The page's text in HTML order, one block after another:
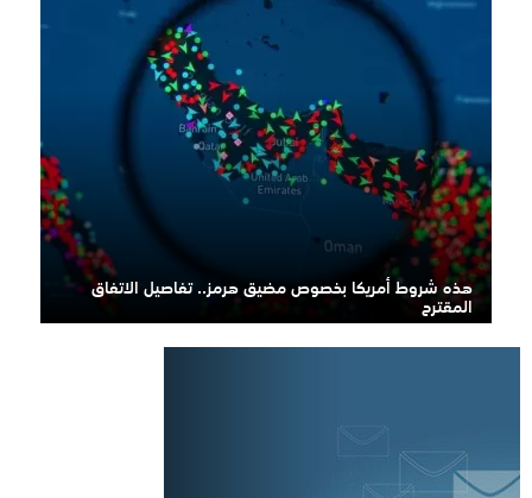
هذه شروط أمريكا بخصوص مضيق هرمز.. تفاصيل الاتفاق
المقترح